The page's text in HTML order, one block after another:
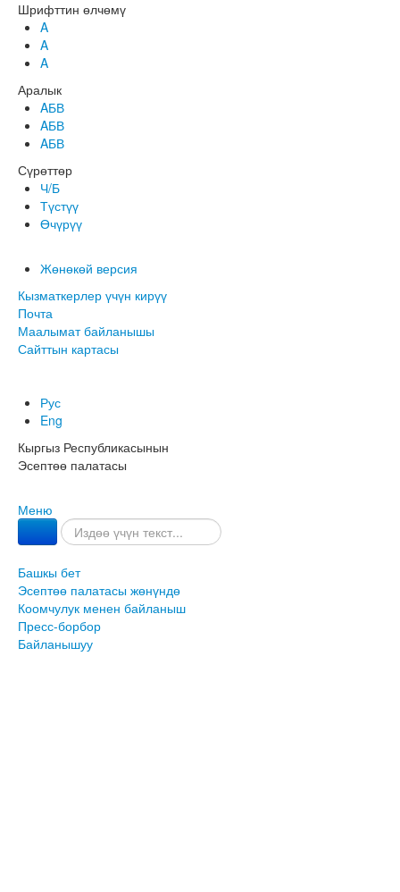
Шрифттин өлчөмү
A
A
A
Аралык
AБВ
AБВ
AБВ
Сүрөттөр
Ч/Б
Түстүү
Өчүрүү
Жөнөкөй версия
Кызматкерлер үчүн кирүү
Почта
Маалымат байланышы
Сайттын картасы
Рус
Eng
Кыргыз Республикасынын
Эсептөө палатасы
Меню
Башкы бет
Эсептөө палатасы жөнүндө
Коомчулук менен байланыш
Пресс-борбор
Байланышуу